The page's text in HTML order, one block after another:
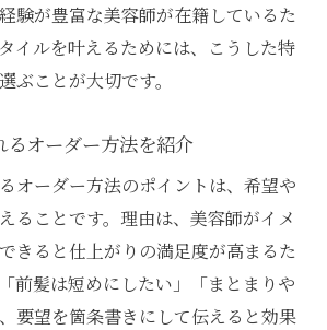
験が豊富な美容師が在籍しているた
イルを叶えるためには、こうした特
ぶことが大切です。
オーダー方法を紹介
オーダー方法のポイントは、希望や
ることです。理由は、美容師がイメ
きると仕上がりの満足度が高まるた
前髪は短めにしたい」「まとまりや
要望を箇条書きにして伝えると効果